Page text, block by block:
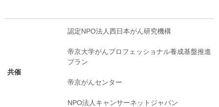
共催
認定NPO法人西日本がん研究機構
帝京大学がんプロフェッショナル養成基盤推進
プラン
帝京がんセンター
NPO法人キャンサーネットジャパン